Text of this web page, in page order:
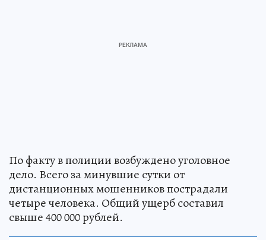
По факту в полиции возбуждено уголовное
дело. Всего за минувшие сутки от
дистанционных мошенников пострадали
четыре человека. Общий ущерб составил
свыше 400 000 рублей.